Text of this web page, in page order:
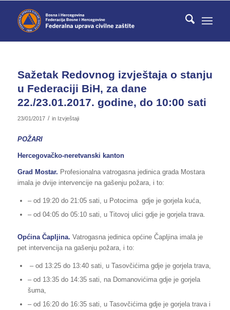
Sažetak Redovnog izvještaja o stanju
u Federaciji BiH, za dane
22./23.01.2017. godine, do 10:00 sati
23/01/2017 / in Izvještaji
POŽARI
Hercegovačko-neretvanski kanton
Grad Mostar. Profesionalna vatrogasna jedinica grada Mostara
imala je dvije intervencije na gašenju požara, i to:
– od 19:20 do 21:05 sati, u Potocima gdje je gorjela kuća,
– od 04:05 do 05:10 sati, u Titovoj ulici gdje je gorjela trava.
Općina Čapljina. Vatrogasna jedinica općine Čapljina imala je
pet intervencija na gašenju požara, i to:
– od 13:25 do 13:40 sati, u Tasovčićima gdje je gorjela trava,
– od 13:35 do 14:35 sati, na Domanovićima gdje je gorjela
šuma,
– od 16:20 do 16:35 sati, u Tasovčićima gdje je gorjela trava i